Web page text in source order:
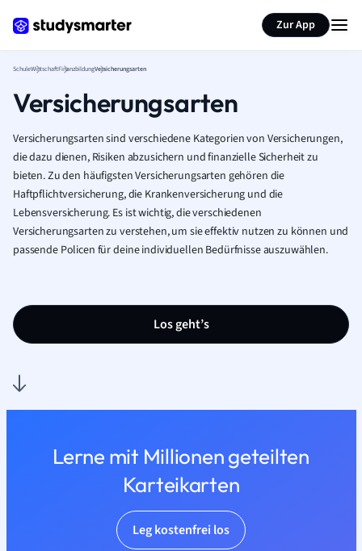
Zur App
SchuleWirtschaftFinanzbildungVersicherungsarten
Versicherungsarten
Versicherungsarten sind verschiedene Kategorien von Versicherungen,
die dazu dienen, Risiken abzusichern und finanzielle Sicherheit zu
bieten. Zu den häufigsten Versicherungsarten gehören die
Haftpflichtversicherung, die Krankenversicherung und die
Lebensversicherung. Es ist wichtig, die verschiedenen
Versicherungsarten zu verstehen, um sie effektiv nutzen zu können und
passende Policen für deine individuellen Bedürfnisse auszuwählen.
Los geht’s
Lerne mit Millionen geteilten
Karteikarten
Leg kostenfrei los
Seite zusammenfassen